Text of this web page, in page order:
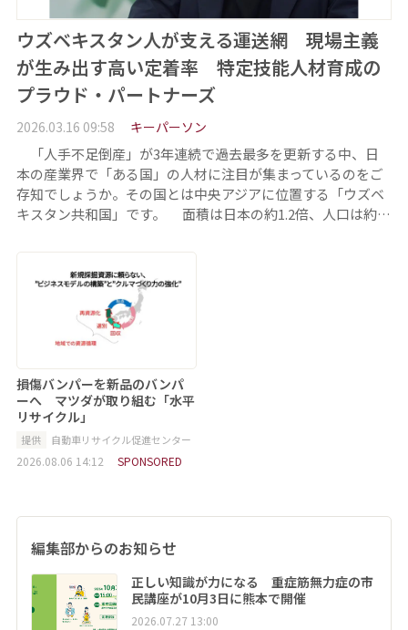
ウズベキスタン人が支える運送網 現場主義
が生み出す高い定着率 特定技能人材育成の
プラウド・パートナーズ
2026.03.16 09:58 キーパーソン
「人手不足倒産」が3年連続で過去最多を更新する中、日
本の産業界で「ある国」の人材に注目が集まっているのをご
存知でしょうか。その国とは中央アジアに位置する「ウズベ
キスタン共和国」です。 面積は日本の約1.2倍、人口は約…
損傷バンパーを新品のバンパ
ーへ マツダが取り組む「水平
リサイクル」
提供 自動車リサイクル促進センター
2026.08.06 14:12 SPONSORED
編集部からのお知らせ
正しい知識が力になる 重症筋無力症の市
民講座が10月3日に熊本で開催
2026.07.27 13:00